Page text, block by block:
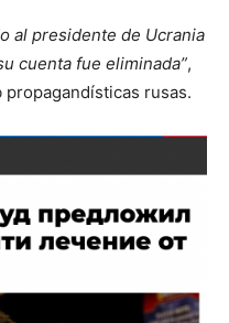
al presidente de Ucrania
cuenta fue eliminada”,
rusas.